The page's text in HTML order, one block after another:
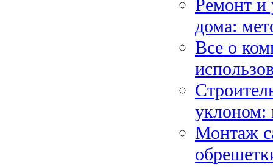
Ремонт и
дома:
Все о
уклоном:
Монтаж